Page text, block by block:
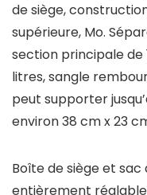
de siège,
supérieure, Mo.
section principale de
litres, sangle
peut supporter
environ 38 cm x 23
Boîte de siège et
entièrement